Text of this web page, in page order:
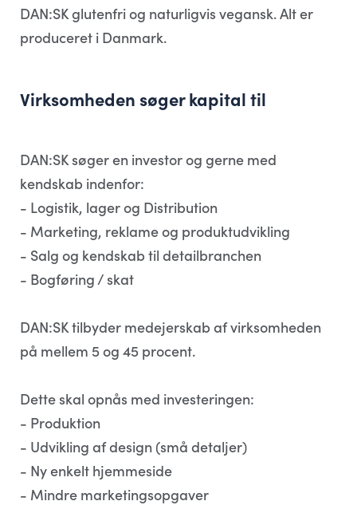
DAN:SK glutenfri og naturligvis vegansk. Alt er
produceret i Danmark.
Virksomheden søger kapital til
DAN:SK søger en investor og gerne med
kendskab indenfor:
- Logistik, lager og Distribution
- Marketing, reklame og produktudvikling
- Salg og kendskab til detailbranchen
- Bogføring / skat
DAN:SK tilbyder medejerskab af virksomheden
på mellem 5 og 45 procent.
Dette skal opnås med investeringen:
- Produktion
- Udvikling af design (små detaljer)
- Ny enkelt hjemmeside
- Mindre marketingsopgaver